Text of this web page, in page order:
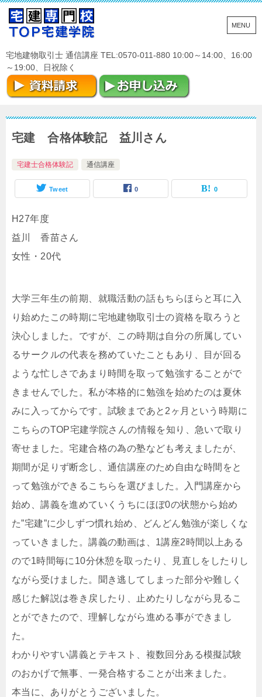
宅地建物取引士 通信講座 TEL:0570-011-880 10:00～14:00、16:00
～19:00、日祝除く
宅建 合格体験記 益川さん
宅建士合格体験記 通信講座
Tweet 0 0
H27年度
益川 香苗さん
女性・20代
大学三年生の前期、就職活動の話もちらほらと耳に入
り始めたこの時期に宅地建物取引士の資格を取ろうと
決心しました。ですが、この時期は自分の所属してい
るサークルの代表を務めていたこともあり、目が回る
ような忙しさであまり時間を取って勉強することがで
きませんでした。私が本格的に勉強を始めたのは夏休
みに入ってからです。試験まであと2ヶ月という時期に
こちらのTOP宅建学院さんの情報を知り、急いで取り
寄せました。宅建合格の為の塾なども考えましたが、
期間が足りず断念し、通信講座のため自由な時間をと
って勉強ができるこちらを選びました。入門講座から
始め、講義を進めていくうちにほぼ0の状態から始め
た”宅建”に少しずつ慣れ始め、どんどん勉強が楽しくな
っていきました。講義の動画は、1講座2時間以上ある
ので1時間毎に10分休憩を取ったり、見直しをしたりし
ながら受けました。聞き逃してしまった部分や難しく
感じた解説は巻き戻したり、止めたりしながら見るこ
とができたので、理解しながら進める事ができまし
た。
わかりやすい講義とテキスト、複数回分ある模擬試験
のおかげで無事、一発合格することが出来ました。
本当に、ありがとうございました。